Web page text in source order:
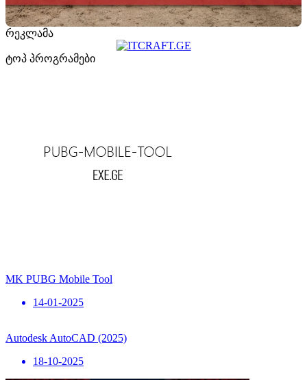
რეკლამა
ტოპ პროგრამები
MK PUBG Mobile Tool
14-01-2025
Autodesk AutoCAD (2025)
18-10-2025